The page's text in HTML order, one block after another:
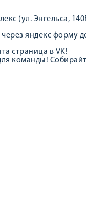
(ул. Энгельса,
яндекс форму
страница в VK!
команды!